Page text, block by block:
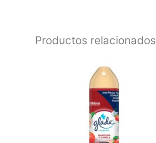
Productos relacionados